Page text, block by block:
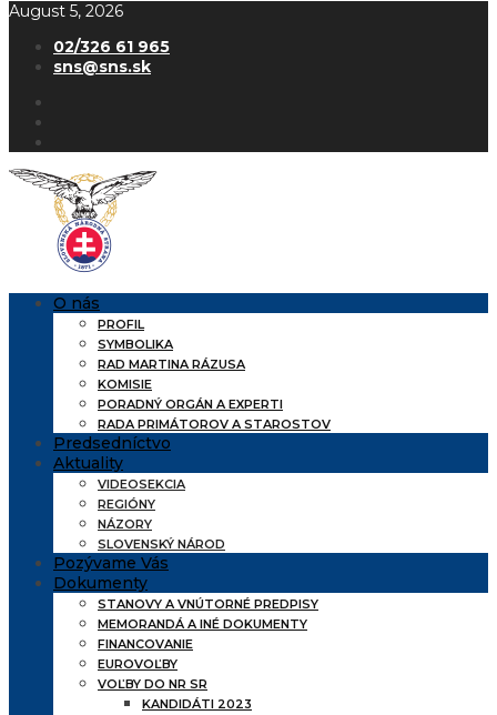
August 5, 2026
02/326 61 965
sns@sns.sk
O nás
PROFIL
SYMBOLIKA
RAD MARTINA RÁZUSA
KOMISIE
PORADNÝ ORGÁN A EXPERTI
RADA PRIMÁTOROV A STAROSTOV
Predsedníctvo
Aktuality
VIDEOSEKCIA
REGIÓNY
NÁZORY
SLOVENSKÝ NÁROD
Pozývame Vás
Dokumenty
STANOVY A VNÚTORNÉ PREDPISY
MEMORANDÁ A INÉ DOKUMENTY
FINANCOVANIE
EUROVOĽBY
VOĽBY DO NR SR
KANDIDÁTI 2023